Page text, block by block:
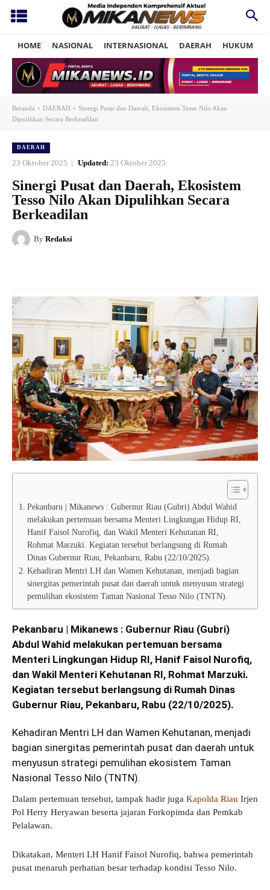
HOME NASIONAL INTERNASIONAL DAERAH HUKUM
Beranda DAERAH
Sinergi Pusat dan Daerah, Ekosistem Tesso Nilo Akan
Dipulihkan Secara Berkeadilan
DAERAH
23 Oktober 2025 Updated: 23 Oktober 2025
Sinergi Pusat dan Daerah, Ekosistem
Tesso Nilo Akan Dipulihkan Secara
Berkeadilan
By Redaksi
Pekanbaru | Mikanews : Gubernur Riau (Gubri) Abdul Wahid
melakukan pertemuan bersama Menteri Lingkungan Hidup RI,
Hanif Faisol Nurofiq, dan Wakil Menteri Kehutanan RI,
Rohmat Marzuki. Kegiatan tersebut berlangsung di Rumah
Dinas Gubernur Riau, Pekanbaru, Rabu (22/10/2025).
Kehadiran Mentri LH dan Wamen Kehutanan, menjadi bagian
sinergitas pemerintah pusat dan daerah untuk menyusun strategi
pemulihan ekosistem Taman Nasional Tesso Nilo (TNTN).
Pekanbaru | Mikanews : Gubernur Riau (Gubri)
Abdul Wahid melakukan pertemuan bersama
Menteri Lingkungan Hidup RI, Hanif Faisol Nurofiq,
dan Wakil Menteri Kehutanan RI, Rohmat Marzuki.
Kegiatan tersebut berlangsung di Rumah Dinas
Gubernur Riau, Pekanbaru, Rabu (22/10/2025).
Kehadiran Mentri LH dan Wamen Kehutanan, menjadi
bagian sinergitas pemerintah pusat dan daerah untuk
menyusun strategi pemulihan ekosistem Taman
Nasional Tesso Nilo (TNTN).
Dalam pertemuan tersebut, tampak hadir juga Kapolda Riau Irjen
Pol Herry Heryawan beserta jajaran Forkopimda dan Pemkab
Pelalawan.
Dikatakan, Menteri LH Hanif Faisol Nurofiq, bahwa pemerintah
pusat menaruh perhatian besar terhadap kondisi Tesso Nilo.